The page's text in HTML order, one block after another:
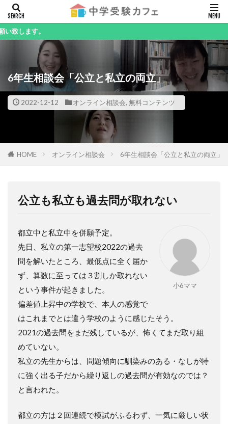
6年生相談会「公立と私立の両立」
2022-12-12 オンライン相談会, 無料コンテンツ
HOME オンライン相談会 6年生相談会「公立と私立の両立」
公立も私立も過去問が取れない
小6ママ
都立中と私立中を併願予定。
先日、私立の第一志望校2022の過去
問を解いたところ、最低点に全く届か
ず、算数に至っては３割しか取れない
という事件が起きました。
偏差値上昇中の学校で、本人の感覚で
はこれまでとは違う学校のように感じたそう。
2021の過去問をまだ残しているが、怖くてまだ取り組
めていない。
私立の先生からは、問題傾向に馴染みのある・なしが特
に強く出る子だから繰り返しの過去問が有効なのでは？
と言われた。
都立の方は２回連続で模試がふるわず、一気に厳しい状
キーワード
カテゴリー
検索